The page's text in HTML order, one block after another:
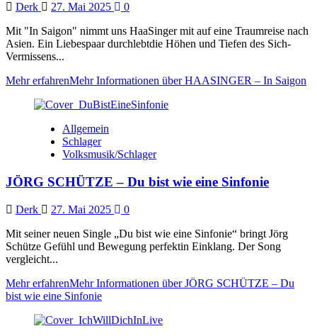
Derk 27. Mai 2025
0
Mit "In Saigon" nimmt uns HaaSinger mit auf eine Traumreise nach
Asien. Ein Liebespaar durchlebtdie Höhen und Tiefen des Sich-
Vermissens...
Mehr erfahrenMehr Informationen über HAASINGER – In Saigon
Allgemein
Schlager
Volksmusik/Schlager
JÖRG SCHÜTZE – Du bist wie eine Sinfonie
Derk 27. Mai 2025
0
Mit seiner neuen Single „Du bist wie eine Sinfonie“ bringt Jörg
Schütze Gefühl und Bewegung perfektin Einklang. Der Song
vergleicht...
Mehr erfahrenMehr Informationen über JÖRG SCHÜTZE – Du
bist wie eine Sinfonie